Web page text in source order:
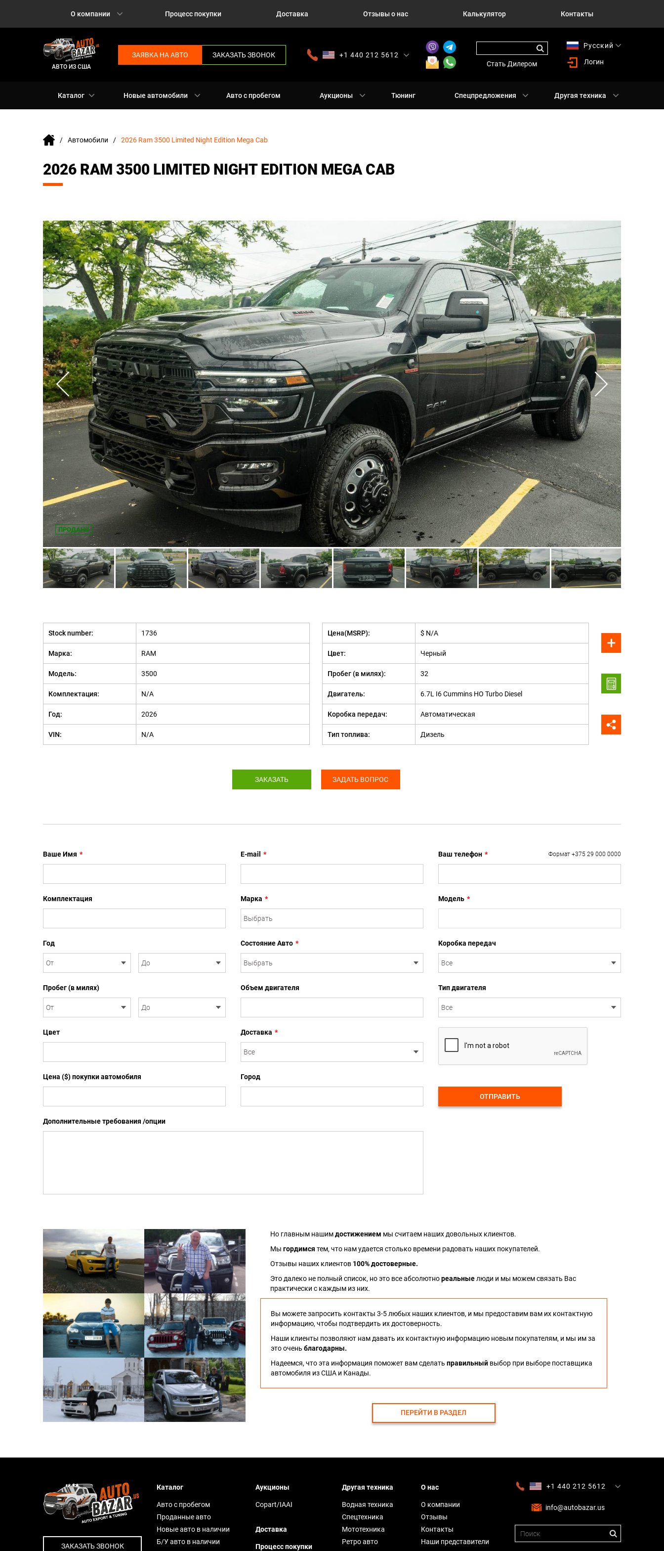
О компании Процесс покупки Доставка Отзывы о нас Калькулятор Контакты
АВТО ИЗ США
ЗАЯВКА НА АВТО ЗАКАЗАТЬ ЗВОНОК
+1 440 212 5612
Стать Дилером
Русский
Логин
Каталог Новые автомобили Авто с пробегом Аукционы Тюнинг Спецпредложения Другая техника
Автомобили 2026 Ram 3500 Limited Night Edition Mega Cab
2026 RAM 3500 LIMITED NIGHT EDITION MEGA CAB
ПРОДАНО
Stock number: 1736
Марка: RAM
Модель: 3500
Комплектация: N/A
Год: 2026
VIN: N/A
Цена(MSRP): $ N/A
Цвет: Черный
Пробег (в милях): 32
Двигатель: 6.7L I6 Cummins HO Turbo Diesel
Коробка передач: Автоматическая
Тип топлива: Дизель
ЗАКАЗАТЬ ЗАДАТЬ ВОПРОС
Ваше Имя *
Комплектация
Год
Пробег (в милях)
Цвет
Цена ($) покупки автомобиля
Дополнительные требования /опции
E-mail *
Марка *
Состояние Авто *
Объем двигателя
Доставка *
Город
Ваш телефон * Формат +375 29 000 0000
Модель *
Коробка передач
Тип двигателя
ОТПРАВИТЬ
Но главным нашимдостижением мы считаем наших довольных клиентов.
Мы гордимся тем, что нам удается столько времени радовать наших покупателей.
Отзывы наших клиентов 100% достоверные.
Это далеко не полный список, но это все абсолютнореальныелюди и мы можем связать Вас
практически с каждым из них.
Вы можете запросить контакты 3-5 любых наших клиентов, и мы предоставим вам их контактную
информацию, чтобы подтвердить их достоверность.
Наши клиенты позволяют нам давать их контактную информацию новым покупателям, и мы им за
это очень благодарны.
Надеемся, что эта информация поможет вам сделать правильныйвыбор при выборе поставщика
автомобиля из США и Канады.
ПЕРЕЙТИ В РАЗДЕЛ
ЗАКАЗАТЬ ЗВОНОК
Каталог
Авто с пробегом
Проданные авто
Новые авто в наличии
Б/У авто в наличии
Аукционы
Copart/IAAI
Доставка
Процесс покупки
Другая техника
Водная техника
Спецтехника
Мототехника
Ретро авто
О нас
О компании
Отзывы
Контакты
Наши представители
+1 440 212 5612
info@autobazar.us